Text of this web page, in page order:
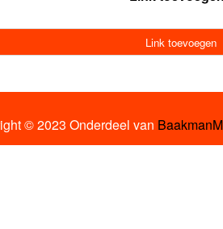
Link toevoegen
© 2023 Onderdeel van